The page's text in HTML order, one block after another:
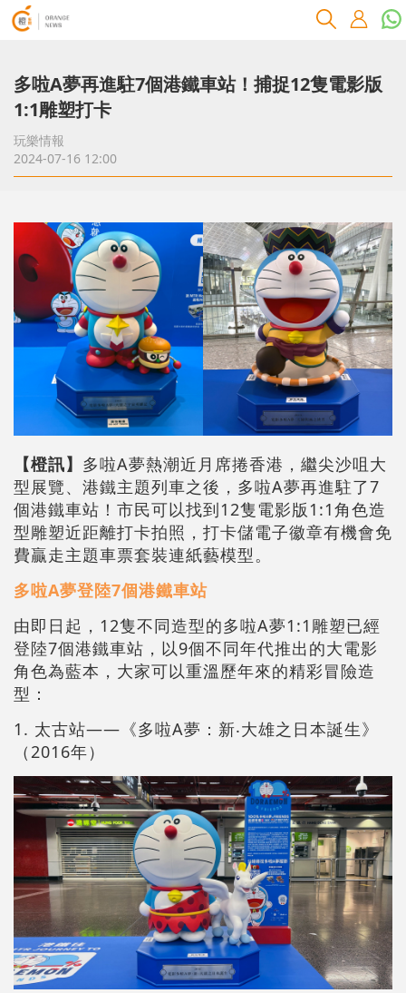
多啦A夢再進駐7個港鐵車站！捕捉12隻電影版
1:1雕塑打卡
玩樂情報
2024-07-16 12:00
【橙訊】 多啦A夢熱潮近月席捲香港，繼尖沙咀大
型展覽、港鐵主題列車之後，多啦A夢再進駐了7
個港鐵車站！市民可以找到12隻電影版1:1角色造
型雕塑近距離打卡拍照，打卡儲電子徽章有機會免
費贏走主題車票套裝連紙藝模型。
多啦A夢登陸7個港鐵車站
由即日起，12隻不同造型的多啦A夢1:1雕塑已經
登陸7個港鐵車站，以9個不同年代推出的大電影
角色為藍本，大家可以重溫歷年來的精彩冒險造
型：
1. 太古站——《多啦A夢：新‧大雄之日本誕生》
（2016年）